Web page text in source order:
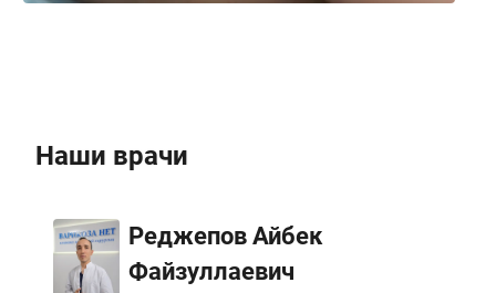
Наши врачи
Реджепов Айбек
Файзуллаевич